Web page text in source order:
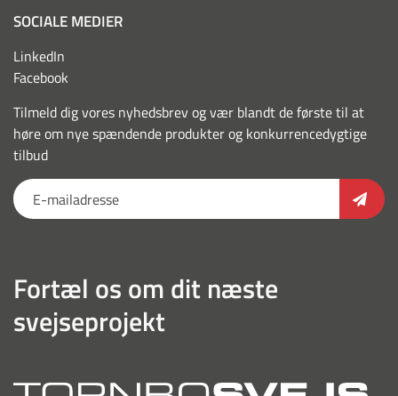
SOCIALE MEDIER
LinkedIn
Facebook
Tilmeld dig vores nyhedsbrev og vær blandt de første til at
høre om nye spændende produkter og konkurrencedygtige
tilbud
Fortæl os om dit næste
svejseprojekt